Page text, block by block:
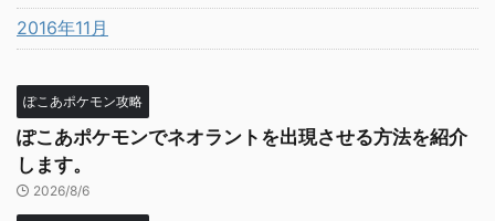
2016年11月
ぽこあポケモン攻略
ぽこあポケモンでネオラントを出現させる方法を紹介
します。
2026/8/6